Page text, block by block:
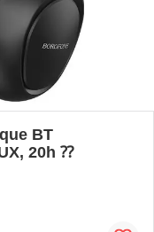
BT
20h ⁇